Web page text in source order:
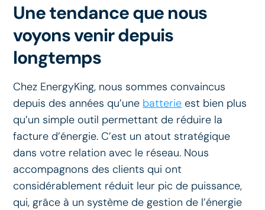
Une tendance que nous
voyons venir depuis
longtemps
Chez EnergyKing, nous sommes convaincus
depuis des années qu’une batterie est bien plus
qu’un simple outil permettant de réduire la
facture d’énergie. C’est un atout stratégique
dans votre relation avec le réseau. Nous
accompagnons des clients qui ont
considérablement réduit leur pic de puissance,
qui, grâce à un système de gestion de l’énergie